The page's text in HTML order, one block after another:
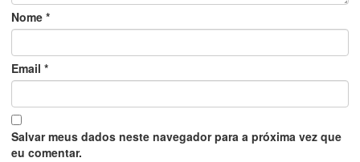
Nome *
Email *
Salvar meus dados neste navegador para a próxima vez que
eu comentar.